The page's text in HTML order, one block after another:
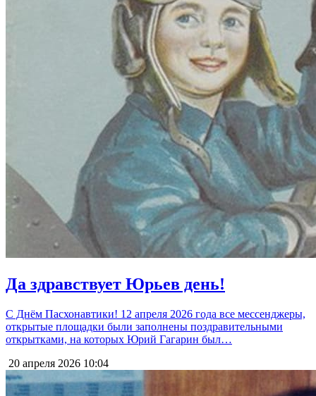
Да здравствует Юрьев день!
С Днём Пасхонавтики! 12 апреля 2026 года все мессенджеры,
открытые площадки были заполнены поздравительными
открытками, на которых Юрий Гагарин был…
20 апреля 2026 10:04